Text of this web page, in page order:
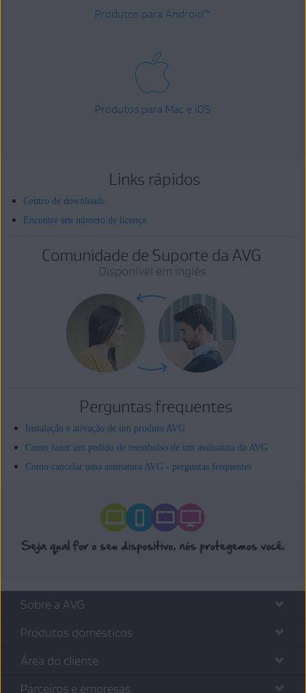
Produtos para Android™
Produtos para Mac e iOS
Links rápidos
Centro de downloads
Encontre seu número de licença
Comunidade de Suporte da AVG
Disponível em inglês
Perguntas frequentes
Instalação e ativação de um produto AVG
Como fazer um pedido de reembolso de um assinatura da AVG
Como cancelar uma assinatura AVG - perguntas frequentes
Sobre a AVG
Produtos domésticos
Área do cliente
Parceiros e empresas